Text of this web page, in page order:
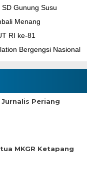
Gunung Susu
Menang
RI ke-81
Bergengsi Nasional
Periang
MKGR Ketapang